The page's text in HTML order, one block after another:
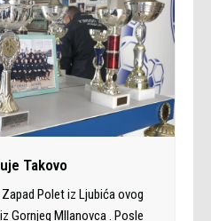
Takovo
Polet iz Ljubića ovog
Gornjeg MIlanovca . Posle